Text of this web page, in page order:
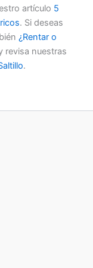
artículo 5
. Si deseas
¿Rentar o
revisa nuestras
.